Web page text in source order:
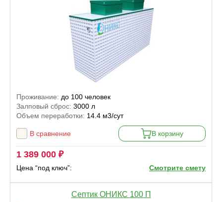
Проживание: до 100 человек
Залповый сброс: 3000 л
Объем переработки: 14.4 м3/сут
В сравнение В корзину
1 389 000 ₽
Цена “под ключ”: Смотрите смету
Септик ОНИКС 100 П